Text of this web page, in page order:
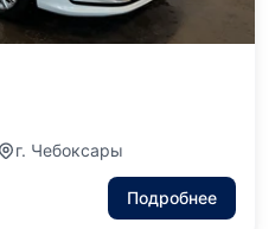
г. Чебоксары
Подробнее